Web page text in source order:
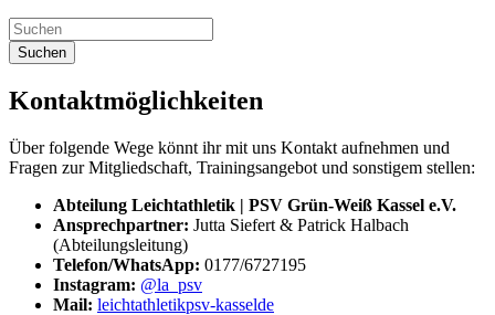
Suchen
Kontaktmöglichkeiten
Über folgende Wege könnt ihr mit uns Kontakt aufnehmen und
Fragen zur Mitgliedschaft, Trainingsangebot und sonstigem stellen:
Abteilung Leichtathletik | PSV Grün-Weiß Kassel e.V.
Ansprechpartner: Jutta Siefert & Patrick Halbach
(Abteilungsleitung)
Telefon/WhatsApp: 0177/6727195
Instagram: @la_psv
Mail: leichtathletikpsv-kasselde